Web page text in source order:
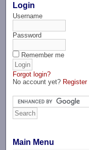
Login
Username
Password
Remember me
Forgot login?
No account yet? Register
Main Menu